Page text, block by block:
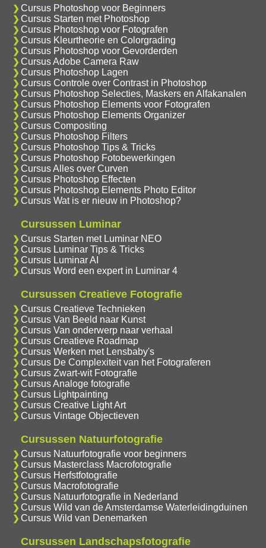
Cursus Photoshop voor Beginners
Cursus Starten met Photoshop
Cursus Photoshop voor Fotografen
Cursus Kleurtheorie en Colorgrading
Cursus Photoshop voor Gevorderden
Cursus Adobe Camera Raw
Cursus Photoshop Lagen
Cursus Controle over Contrast in Photoshop
Cursus Photoshop Selecties, Maskers en Alfakanalen
Cursus Photoshop Elements voor Fotografen
Cursus Photoshop Elements Organizer
Cursus Compositing
Cursus Photoshop Filters
Cursus Photoshop Tips & Tricks
Cursus Photoshop Fotobewerkingen
Cursus Alles over Curven
Cursus Photoshop Effecten
Cursus Photoshop Elements Photo Editor
Cursus Wat is er nieuw in Photoshop?
Cursussen Luminar
Cursus Starten met Luminar NEO
Cursus Luminar Tips & Tricks
Cursus Luminar AI
Cursus Word een expert in Luminar 4
Cursussen Creatieve Fotografie
Cursus Creatieve Technieken
Cursus Van Beeld naar Kunst
Cursus Van onderwerp naar verhaal
Cursus Creatieve Roadmap
Cursus Werken met Lensbaby's
Cursus De Complexiteit van het Fotograferen
Cursus Zwart-wit Fotografie
Cursus Analoge fotografie
Cursus Lightpainting
Cursus Creative Light Art
Cursus Vintage Objectieven
Cursussen Natuurfotografie
Cursus Natuurfotografie voor beginners
Cursus Masterclass Macrofotografie
Cursus Herfstfotografie
Cursus Macrofotografie
Cursus Natuurfotografie in Nederland
Cursus Wild van de Amsterdamse Waterleidingduinen
Cursus Wild van Denemarken
Cursussen Landschapsfotografie